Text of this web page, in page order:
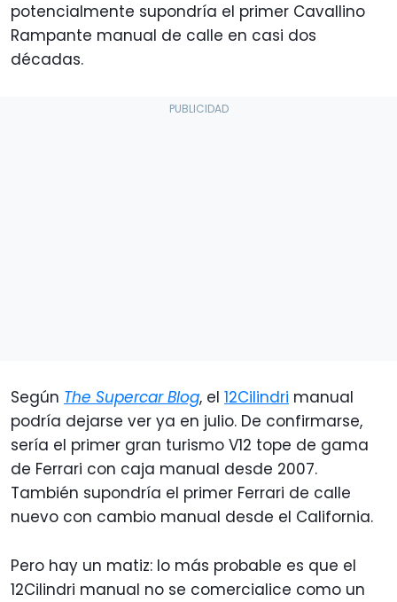
potencialmente supondría el primer Cavallino
Rampante manual de calle en casi dos
décadas.
Según The Supercar Blog, el 12Cilindri manual
podría dejarse ver ya en julio. De confirmarse,
sería el primer gran turismo V12 tope de gama
de Ferrari con caja manual desde 2007.
También supondría el primer Ferrari de calle
nuevo con cambio manual desde el California.
Pero hay un matiz: lo más probable es que el
12Cilindri manual no se comercialice como un